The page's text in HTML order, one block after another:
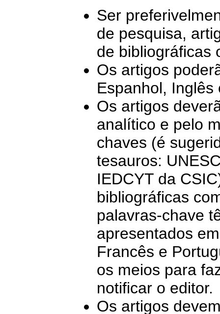
Ser
de pesquisa,
de bibliográficas
Os artigos
Espanhol, Inglês
Os artigos
analítico e pelo
chaves (é
tesauros:
IEDCYT da
bibliográficas
palavras-chave
apresentados
Francês e
os meios para
notificar o editor.
Os artigos